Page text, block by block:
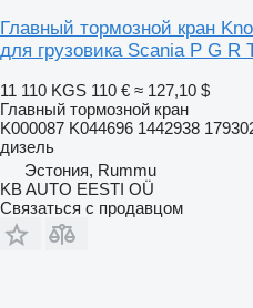
Главный тормозной кран
для грузовика Scania P G R
11 110 KGS 110 € ≈ 127,10 $
Главный тормозной кран
K000087 K044696 1442938
дизель
Эстония, Rummu
KB AUTO EESTI OÜ
Связаться с продавцом